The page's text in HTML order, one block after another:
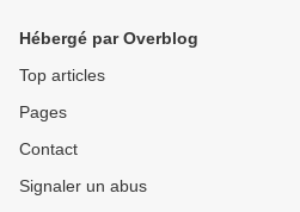
Hébergé par Overblog
Top articles
Pages
Contact
Signaler un abus